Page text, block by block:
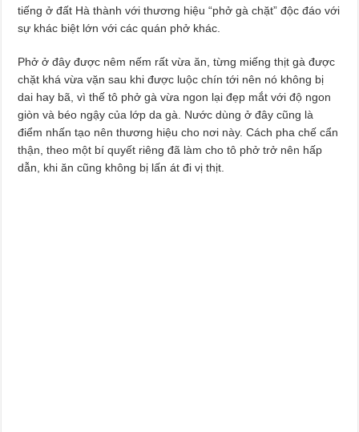
tiếng ở đất Hà thành với thương hiệu “phở gà chặt” độc đáo với
sự khác biệt lớn với các quán phở khác.
Phở ở đây được nêm nếm rất vừa ăn, từng miếng thịt gà được
chặt khá vừa vặn sau khi được luộc chín tới nên nó không bị
dai hay bã, vì thế tô phở gà vừa ngon lại đẹp mắt với độ ngon
giòn và béo ngậy của lớp da gà. Nước dùng ở đây cũng là
điểm nhấn tạo nên thương hiệu cho nơi này. Cách pha chế cẩn
thận, theo một bí quyết riêng đã làm cho tô phở trở nên hấp
dẫn, khi ăn cũng không bị lấn át đi vị thịt.